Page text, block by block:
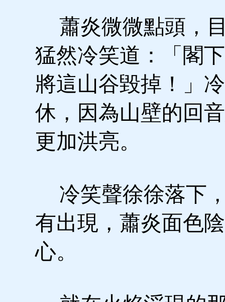
蕭炎微微點頭，
猛然冷笑道：「閣
將這山谷毀掉！」
休，因為山壁的回
更加洪亮。
冷笑聲徐徐落下
有出現，蕭炎面色
心。